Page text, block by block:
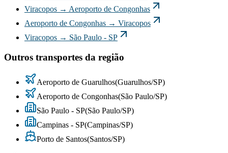
Viracopos → Aeroporto de Congonhas
Aeroporto de Congonhas → Viracopos
Viracopos → São Paulo - SP
Outros transportes da região
Aeroporto de Guarulhos(Guarulhos/SP)
Aeroporto de Congonhas(São Paulo/SP)
São Paulo - SP(São Paulo/SP)
Campinas - SP(Campinas/SP)
Porto de Santos(Santos/SP)